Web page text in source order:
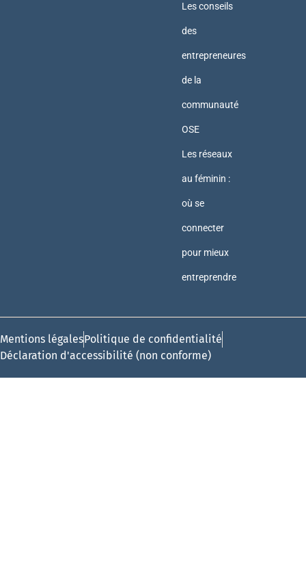
Les conseils
des
entrepreneures
de la
communauté
OSE
Les réseaux
au féminin :
où se
connecter
pour mieux
entreprendre
Mentions légalesPolitique de confidentialité
Déclaration d'accessibilité (non conforme)